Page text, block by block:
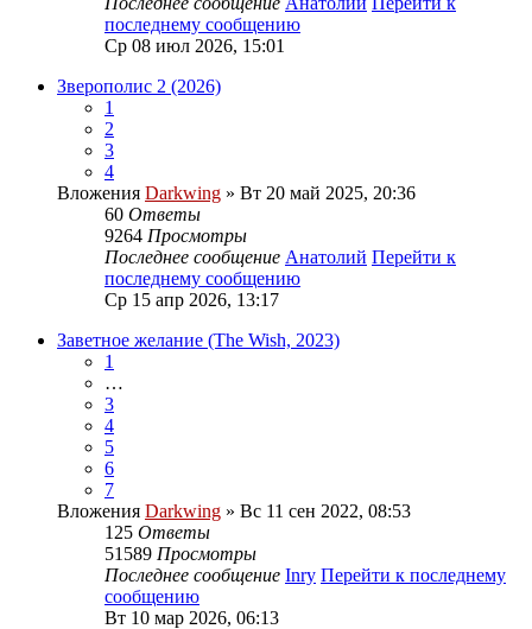
последнему сообщению
Ср 08 июл 2026, 15:01
Зверополис 2 (2026)
1
2
3
4
Вложения Darkwing » Вт 20 май 2025, 20:36
60 Ответы
9264 Просмотры
Последнее сообщение Анатолий Перейти к
последнему сообщению
Ср 15 апр 2026, 13:17
Заветное желание (The Wish, 2023)
1
…
3
4
5
6
7
Вложения Darkwing » Вс 11 сен 2022, 08:53
125 Ответы
51589 Просмотры
Последнее сообщение Inry Перейти к последнему
сообщению
Вт 10 мар 2026, 06:13